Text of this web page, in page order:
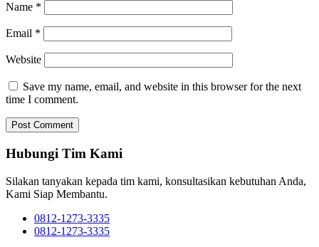
Name *
Email *
Website
Save my name, email, and website in this browser for the next
time I comment.
Hubungi Tim Kami
Silakan tanyakan kepada tim kami, konsultasikan kebutuhan Anda,
Kami Siap Membantu.
0812-1273-3335
0812-1273-3335